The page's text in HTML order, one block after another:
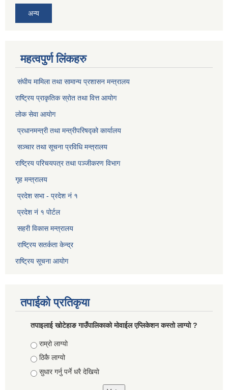
अन्य
महत्वपुर्ण लिंकहरु
संघीय मामिला तथा सामान्य प्रशासन मन्त्रालय
राष्ट्रिय प्राकृतिक स्राेत तथा वित्त आयोग
लोक सेवा आयोग
प्रधानमन्त्री तथा मन्त्रीपरिषद्को कार्यालय
सञ्‍चार तथा सूचना प्रविधि मन्त्रालय
राष्ट्रिय परिचयपत्र तथा पञ्जीकरण विभाग​
गृह मन्त्रालय
प्रदेश सभा - प्रदेश नं १
प्रदेश नं १ पोर्टल
सहरी विकास मन्त्रालय
राष्ट्रिय सतर्कता केन्द्र
राष्ट्रिय सूचना आयोग
तपाईको प्रतिकृया
तपाइलाई खोटेहाङ गाउँपालिकाको माेवाईल एप्लिकेशन कस्तो लाग्यो ?
Choices
राम्रो लाग्यो
ठिकै लाग्यो
सुधार गर्नु पर्ने धरै देखियाे